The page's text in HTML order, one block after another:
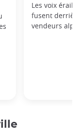
Les voix
fusent
vendeurs